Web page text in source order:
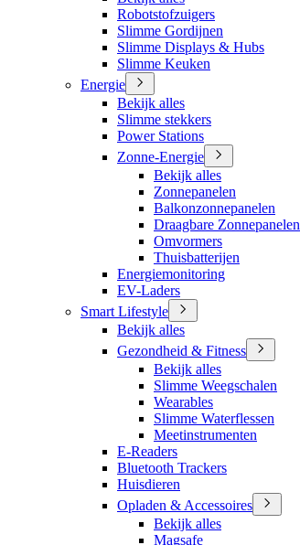
Robotstofzuigers
Slimme Gordijnen
Slimme Displays & Hubs
Slimme Keuken
Energie
Bekijk alles
Slimme stekkers
Power Stations
Zonne-Energie
Bekijk alles
Zonnepanelen
Balkonzonnepanelen
Draagbare Zonnepanelen
Omvormers
Thuisbatterijen
Energiemonitoring
EV-Laders
Smart Lifestyle
Bekijk alles
Gezondheid & Fitness
Bekijk alles
Slimme Weegschalen
Wearables
Slimme Waterflessen
Meetinstrumenten
E-Readers
Bluetooth Trackers
Huisdieren
Opladen & Accessoires
Bekijk alles
Magsafe